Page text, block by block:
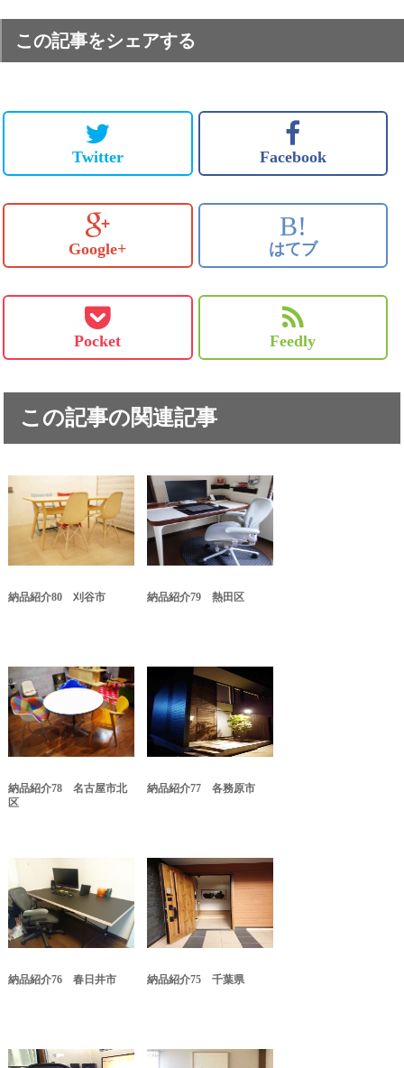
この記事をシェアする
Twitter Facebook
Google+
B!
はてブ
Pocket Feedly
この記事の関連記事
納品紹介80 刈谷市 納品紹介79 熱田区
納品紹介78 名古屋市北
区
納品紹介77 各務原市
納品紹介76 春日井市 納品紹介75 千葉県